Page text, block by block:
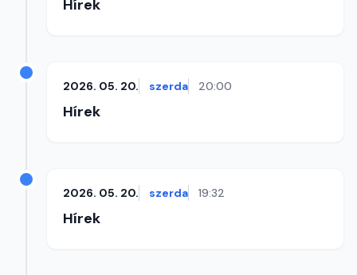
Hírek
2026. 05. 20. szerda 20:00
Hírek
2026. 05. 20. szerda 19:32
Hírek